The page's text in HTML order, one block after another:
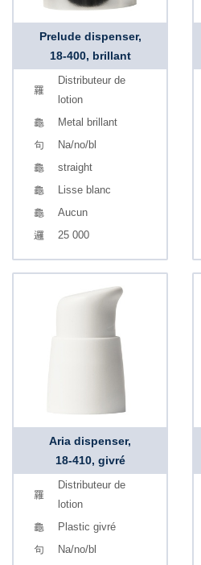
Prelude dispenser,
18-400, brillant
Distributeur de
lotion
Metal brillant
Na/no/bl
straight
Lisse blanc
Aucun
25 000
Aria dispenser,
18-410, givré
Distributeur de
lotion
Plastic givré
Na/no/bl